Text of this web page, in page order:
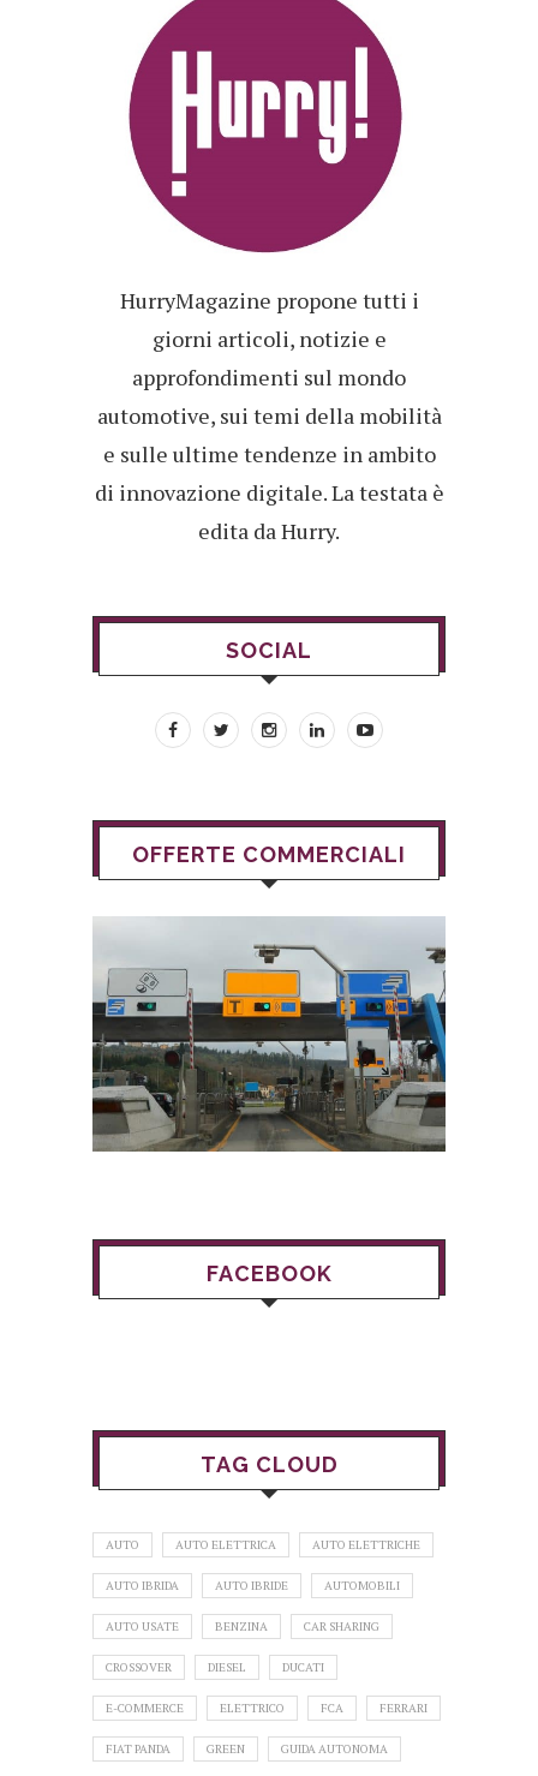
HurryMagazine propone tutti i
giorni articoli, notizie e
approfondimenti sul mondo
automotive, sui temi della mobilità
e sulle ultime tendenze in ambito
di innovazione digitale. La testata è
edita da Hurry.
SOCIAL
OFFERTE COMMERCIALI
FACEBOOK
TAG CLOUD
AUTO AUTO ELETTRICA AUTO ELETTRICHE
AUTO IBRIDA AUTO IBRIDE AUTOMOBILI
AUTO USATE BENZINA CAR SHARING
CROSSOVER DIESEL DUCATI
E-COMMERCE ELETTRICO FCA FERRARI
FIAT PANDA GREEN GUIDA AUTONOMA